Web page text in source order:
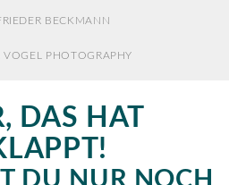
BECKMANN
VOGEL PHOTOGRAPHY
DAS HAT